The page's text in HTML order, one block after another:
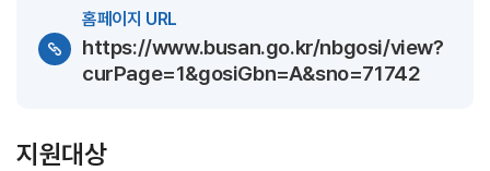
홈페이지 URL
https://www.busan.go.kr/nbgosi/view?
curPage=1&gosiGbn=A&sno=71742
지원대상